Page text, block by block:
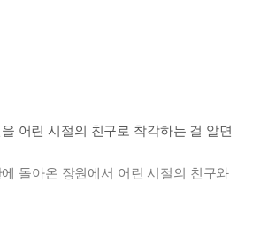
어린 시절의 친구로 착각하는 걸 알면
돌아온 장원에서 어린 시절의 친구와